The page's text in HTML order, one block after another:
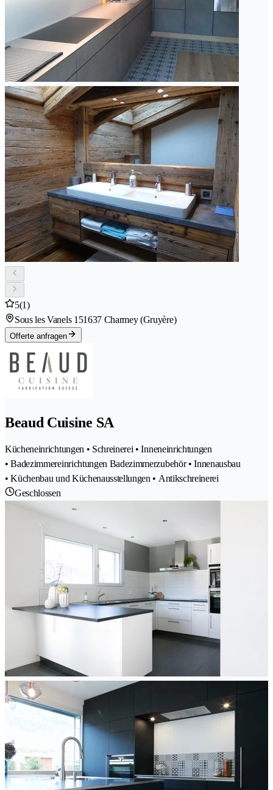
5(1)
Sous les Vanels 151637 Charmey (Gruyère)
Offerte anfragen
Beaud Cuisine SA
Kücheneinrichtungen • Schreinerei • Inneneinrichtungen
• Badezimmereinrichtungen Badezimmerzubehör • Innenausbau
• Küchenbau und Küchenausstellungen • Antikschreinerei
Geschlossen